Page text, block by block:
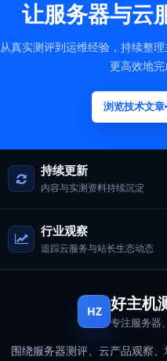
让服务器与云
从真实测评到运维经验，持续整
更高效地完
浏览技术文章
持续更新
内容与实测资料持续沉淀
行业观察
追踪云服务与站长生态动态
HZ 好主机
专注服务器
围绕服务器测评、云产品观察